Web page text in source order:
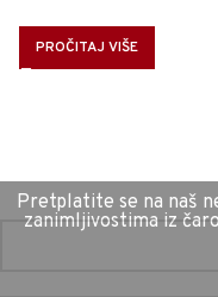
PROČITAJ VIŠE
Pretplatite se na naš
zanimljivostima iz